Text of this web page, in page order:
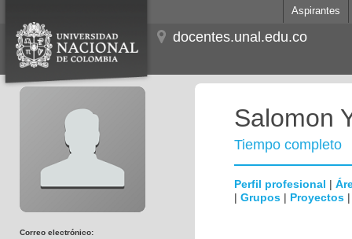
Aspirantes
docentes.unal.edu.co
Correo electrónico:
Salomon
Tiempo completo
Perfil profesional |
| Grupos | Proyectos